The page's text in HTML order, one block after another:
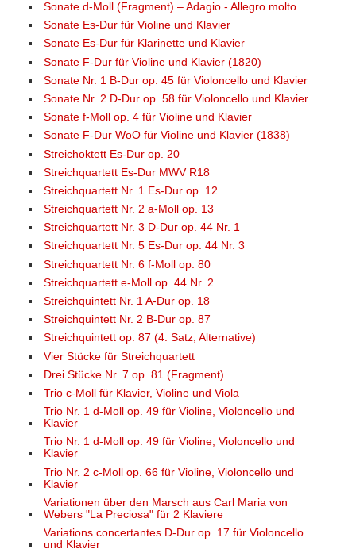
Sonate d-Moll (Fragment) – Adagio - Allegro molto
Sonate Es-Dur für Violine und Klavier
Sonate Es-Dur für Klarinette und Klavier
Sonate F-Dur für Violine und Klavier (1820)
Sonate Nr. 1 B-Dur op. 45 für Violoncello und Klavier
Sonate Nr. 2 D-Dur op. 58 für Violoncello und Klavier
Sonate f-Moll op. 4 für Violine und Klavier
Sonate F-Dur WoO für Violine und Klavier (1838)
Streichoktett Es-Dur op. 20
Streichquartett Es-Dur MWV R18
Streichquartett Nr. 1 Es-Dur op. 12
Streichquartett Nr. 2 a-Moll op. 13
Streichquartett Nr. 3 D-Dur op. 44 Nr. 1
Streichquartett Nr. 5 Es-Dur op. 44 Nr. 3
Streichquartett Nr. 6 f-Moll op. 80
Streichquartett e-Moll op. 44 Nr. 2
Streichquintett Nr. 1 A-Dur op. 18
Streichquintett Nr. 2 B-Dur op. 87
Streichquintett op. 87 (4. Satz, Alternative)
Vier Stücke für Streichquartett
Drei Stücke Nr. 7 op. 81 (Fragment)
Trio c-Moll für Klavier, Violine und Viola
Trio Nr. 1 d-Moll op. 49 für Violine, Violoncello und
Klavier
Trio Nr. 1 d-Moll op. 49 für Violine, Violoncello und
Klavier
Trio Nr. 2 c-Moll op. 66 für Violine, Violoncello und
Klavier
Variationen über den Marsch aus Carl Maria von
Webers "La Preciosa" für 2 Klaviere
Variations concertantes D-Dur op. 17 für Violoncello
und Klavier